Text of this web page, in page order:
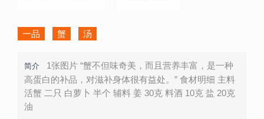
一品 蟹 汤
简介
1张图片 “蟹不但味奇美，而且营养丰富，是一种
高蛋白的补品，对滋补身体很有益处。” 食材明细 主料
活蟹 二只 白萝卜 半个 辅料 姜 30克 料酒 10克 盐 20克
油